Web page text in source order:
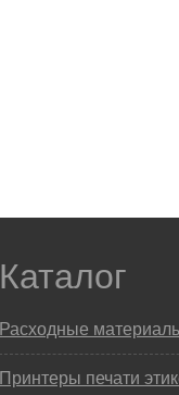
Каталог
Расходные
Принтеры печати